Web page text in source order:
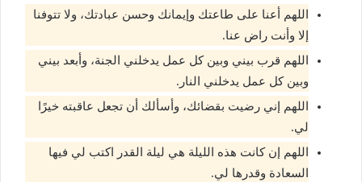
اللهم أعنا على طاعتك وإيمانك وحسن عبادتك، ولا تتوفنا
إلا وأنت راض عنا.
اللهم قرب بيني وبين كل عمل يدخلني الجنة، وأبعد بيني
وبين كل عمل يدخلني النار.
اللهم إني رضيت بقضائك، وأسألك أن تجعل عاقبته خيرًا
لي.
اللهم إن كانت هذه الليلة هي ليلة القدر اكتب لي فيها
السعادة وقدرها لي.